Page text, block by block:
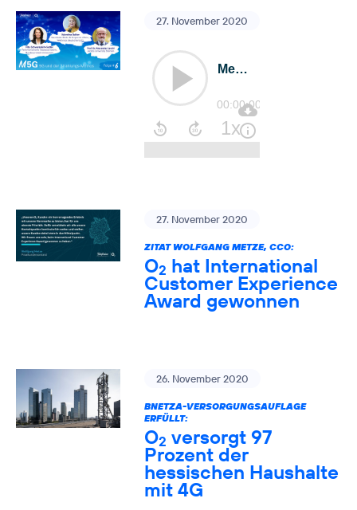
27. November 2020
27. November 2020
ZITAT WOLFGANG METZE, CCO:
O2 hat International
Customer Experience
Award gewonnen
26. November 2020
BNETZA-VERSORGUNGSAUFLAGE
ERFÜLLT:
O2 versorgt 97
Prozent der
hessischen Haushalte
mit 4G